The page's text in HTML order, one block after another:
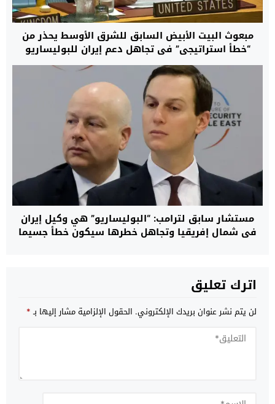
مبعوث البيت الأبيض السابق للشرق الأوسط يحذر من
“خطأ استراتيجي” في تجاهل دعم إيران للبوليساريو
لتحويلها إلى ذراع عسكري يهدد استقرار شمال إفريقيا
مستشار سابق لترامب: “البوليساريو” هي وكيل إيران
في شمال إفريقيا وتجاهل خطرها سيكون خطأ جسيما
اترك تعليق
لن يتم نشر عنوان بريدك الإلكتروني. الحقول الإلزامية مشار إليها بـ*